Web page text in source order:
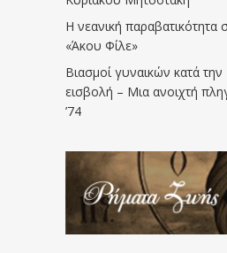
Η νεανική παραβατικότητα
«Άκου Φίλε»
Βιασμοί γυναικών κατά την
εισβολή – Μια ανοιχτή
’74